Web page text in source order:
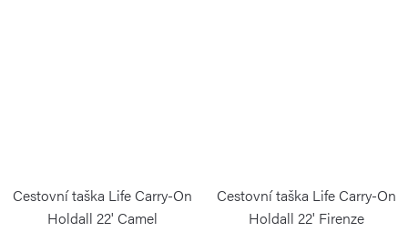
Cestovní taška Life Carry-On
Holdall 22' Camel
Cestovní taška Life Carry-On
Holdall 22' Firenze